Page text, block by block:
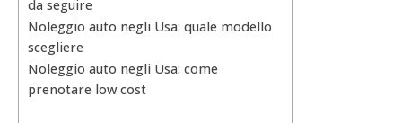
da seguire
Noleggio auto negli Usa: quale modello
scegliere
Noleggio auto negli Usa: come
prenotare low cost